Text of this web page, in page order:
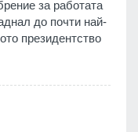
за работата
до почти най-
президентство